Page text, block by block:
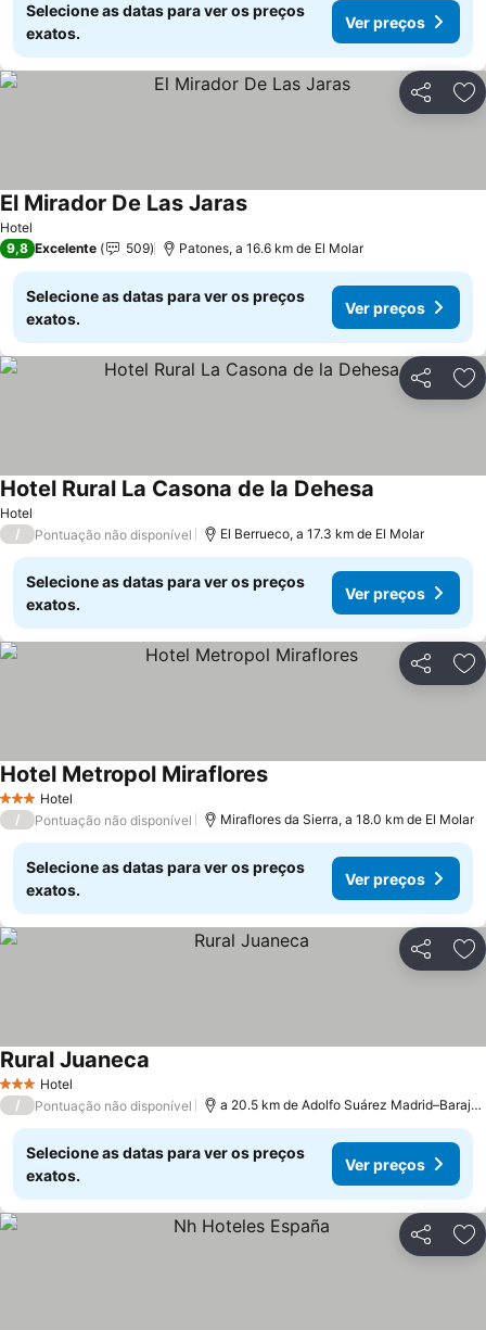
Selecione as datas para ver os preços
exatos.
Ver preços
Partilhar
Hotel
El Mirador De Las Jaras
9,8 Excelente 509 Patones, a 16.6 km de El Molar
Selecione as datas para ver os preços
exatos.
Ver preços
Partilhar
Hotel
Hotel Rural La Casona de la Dehesa
/ Pontuação não disponível El Berrueco, a 17.3 km de El Molar
Selecione as datas para ver os preços
exatos.
Ver preços
Partilhar
3 EstrelasHotel
Hotel Metropol Miraflores
/ Pontuação não disponível Miraflores da Sierra, a 18.0 km de El Molar
Selecione as datas para ver os preços
exatos.
Ver preços
Partilhar
3 EstrelasHotel
Rural Juaneca
/ Pontuação não disponível a 20.5 km de Adolfo Suárez Madrid–Barajas Airport
Selecione as datas para ver os preços
exatos.
Ver preços
Partilhar